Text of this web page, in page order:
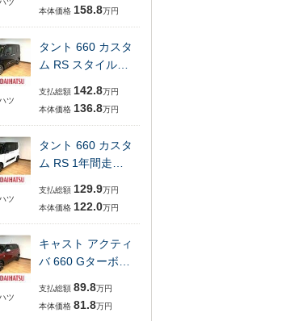
ツ
本体価格 158.8万円
ツ
タント 660 カスタ
ム RS スタイル…
支払総額 142.8万円
本体価格 136.8万円
ツ
タント 660 カスタ
ム RS 1年間走…
支払総額 129.9万円
本体価格 122.0万円
ツ
キャスト アクティ
バ 660 Gターボ…
支払総額 89.8万円
本体価格 81.8万円